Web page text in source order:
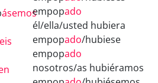
ásemosempopado
él/ella/usted hubiera
empopado/hubiese
empopado
nosotros/as hubiéramos